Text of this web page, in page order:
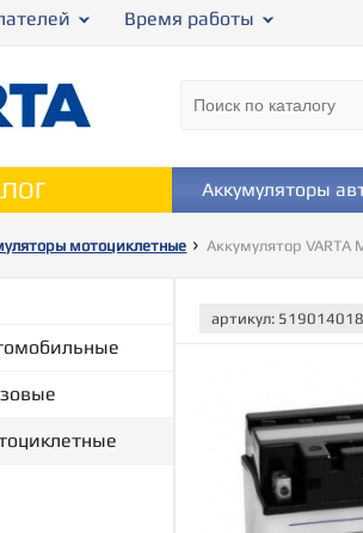
Время работы
Аккумуляторы
мотоциклетные Аккумулятор VARTA
артикул: 519014018